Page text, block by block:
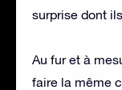
surprise dont
Au fur et à
faire la même